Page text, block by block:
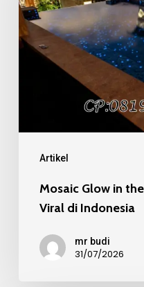
Artikel
the
Dark
Kolam
Renang
Mosaic Glow in
Viral di Indonesia
mr budi
31/07/2026